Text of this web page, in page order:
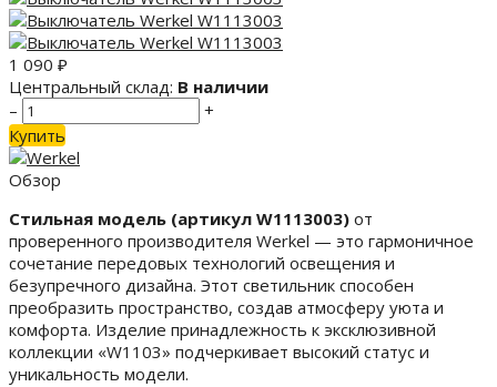
1 090 ₽
Центральный склад: В наличии
–
+
Купить
Обзор
Стильная модель (артикул W1113003) от
проверенного производителя Werkel — это гармоничное
сочетание передовых технологий освещения и
безупречного дизайна. Этот светильник способен
преобразить пространство, создав атмосферу уюта и
комфорта. Изделие принадлежность к эксклюзивной
коллекции «W1103» подчеркивает высокий статус и
уникальность модели.